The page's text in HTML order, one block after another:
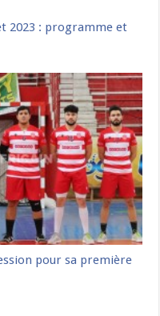
2023 : programme et
pour sa première